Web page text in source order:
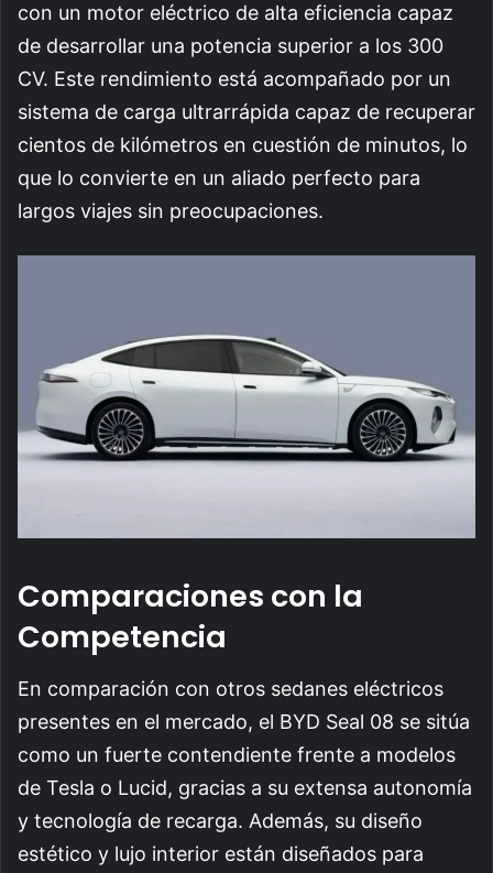
con un motor eléctrico de alta eficiencia capaz
de desarrollar una potencia superior a los 300
CV. Este rendimiento está acompañado por un
sistema de carga ultrarrápida capaz de recuperar
cientos de kilómetros en cuestión de minutos, lo
que lo convierte en un aliado perfecto para
largos viajes sin preocupaciones.
Comparaciones con la
Competencia
En comparación con otros sedanes eléctricos
presentes en el mercado, el BYD Seal 08 se sitúa
como un fuerte contendiente frente a modelos
de Tesla o Lucid, gracias a su extensa autonomía
y tecnología de recarga. Además, su diseño
estético y lujo interior están diseñados para